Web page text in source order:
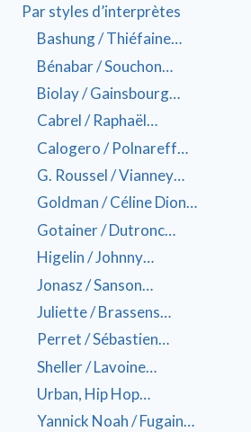
Par styles d’interprètes
Bashung / Thiéfaine…
Bénabar / Souchon…
Biolay / Gainsbourg…
Cabrel / Raphaël…
Calogero / Polnareff…
G. Roussel / Vianney…
Goldman / Céline Dion…
Gotainer / Dutronc…
Higelin / Johnny…
Jonasz / Sanson…
Juliette / Brassens…
Perret / Sébastien…
Sheller / Lavoine…
Urban, Hip Hop…
Yannick Noah / Fugain…